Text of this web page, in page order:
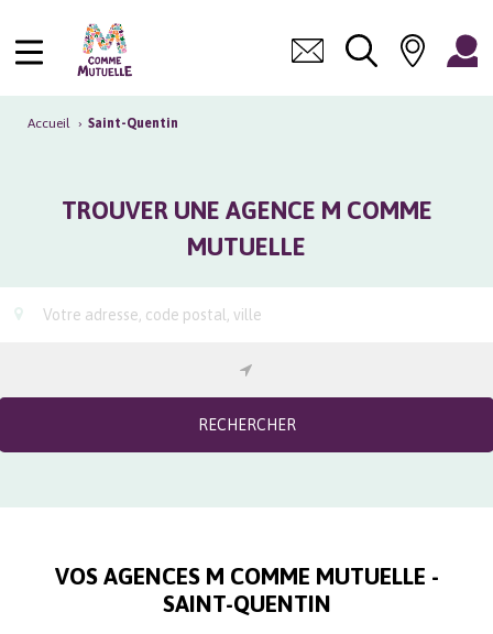
Accueil › Saint-Quentin
TROUVER UNE AGENCE M COMME
MUTUELLE
RECHERCHER
VOS AGENCES M COMME MUTUELLE -
SAINT-QUENTIN